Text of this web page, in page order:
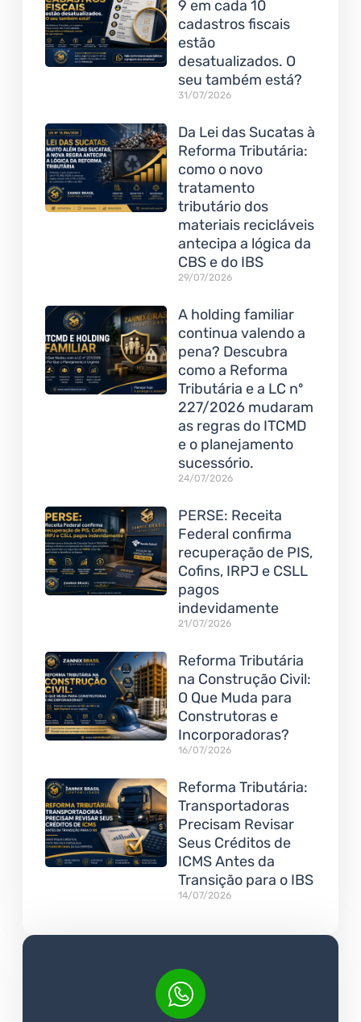
9 em cada 10
cadastros fiscais
estão
desatualizados. O
seu também está?
31/07/2026
Da Lei das Sucatas à
Reforma Tributária:
como o novo
tratamento
tributário dos
materiais recicláveis
antecipa a lógica da
CBS e do IBS
29/07/2026
A holding familiar
continua valendo a
pena? Descubra
como a Reforma
Tributária e a LC nº
227/2026 mudaram
as regras do ITCMD
e o planejamento
sucessório.
24/07/2026
PERSE: Receita
Federal confirma
recuperação de PIS,
Cofins, IRPJ e CSLL
pagos
indevidamente
21/07/2026
Reforma Tributária
na Construção Civil:
O Que Muda para
Construtoras e
Incorporadoras?
16/07/2026
Reforma Tributária:
Transportadoras
Precisam Revisar
Seus Créditos de
ICMS Antes da
Transição para o IBS
14/07/2026